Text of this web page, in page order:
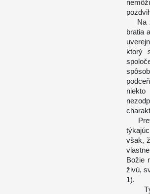
Na
bratia
ktorý
však,
Božie
živú,
1).